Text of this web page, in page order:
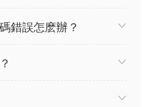
錯誤怎麽辦？